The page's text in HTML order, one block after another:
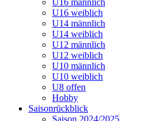
U16 männlich
U16 weiblich
U14 männlich
U14 weiblich
U12 männlich
U12 weiblich
U10 männlich
U10 weiblich
U8 offen
Hobby
Saisonrückblick
Saison 2024/2025